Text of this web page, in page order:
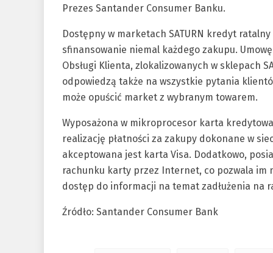
Prezes Santander Consumer Banku.
Dostępny w marketach SATURN kredyt
sfinansowanie niemal każdego zakupu.
Obsługi Klienta, zlokalizowanych w sklepach
odpowiedzą także na wszystkie pytania
może opuścić market z wybranym towarem.
Wyposażona w mikroprocesor karta
realizację płatności za zakupy dokonane w
akceptowana jest karta Visa. Dodatkowo,
rachunku karty przez Internet, co pozwala im
dostęp do informacji na temat zadłużenia na
Źródło: Santander Consumer Bank